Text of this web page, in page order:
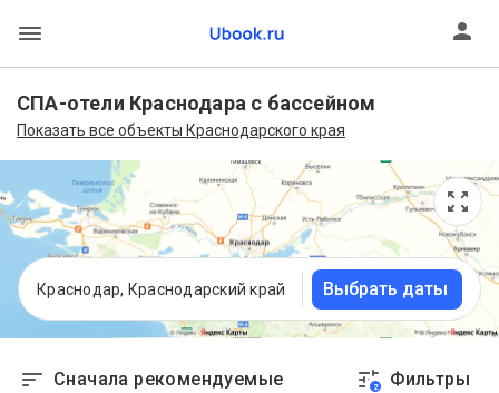
СПА-отели Краснодара с бассейном
Показать все объекты Краснодарского края
Краснодар, Краснодарский край Выбрать даты
Сначала рекомендуемые 2 Фильтры